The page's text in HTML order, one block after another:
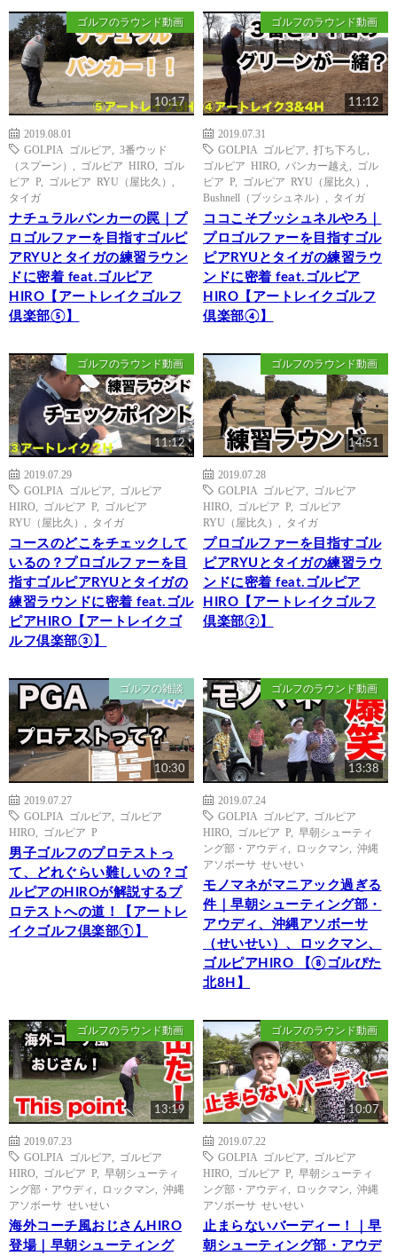
ゴルフのラウンド動画
10:17
2019.08.01
GOLPIA ゴルピア
3番ウッド
（スプーン）
ゴルピア HIRO
ゴル
ピア P
ゴルピア RYU（屋比久）
タイガ
ナチュラルバンカーの罠｜プ
ロゴルファーを目指すゴルピ
アRYUとタイガの練習ラウン
ドに密着 feat.ゴルピア
HIRO【アートレイクゴルフ
倶楽部⑤】
ゴルフのラウンド動画
11:12
2019.07.31
GOLPIA ゴルピア
打ち下ろし
ゴルピア HIRO
バンカー越え
ゴル
ピア P
ゴルピア RYU（屋比久）
Bushnell（ブッシュネル）
タイガ
ココこそブッシュネルやろ｜
プロゴルファーを目指すゴル
ピアRYUとタイガの練習ラウ
ンドに密着 feat.ゴルピア
HIRO【アートレイクゴルフ
倶楽部④】
ゴルフのラウンド動画
11:12
2019.07.29
GOLPIA ゴルピア
ゴルピア
HIRO
ゴルピア P
ゴルピア
RYU（屋比久）
タイガ
コースのどこをチェックして
いるの？プロゴルファーを目
指すゴルピアRYUとタイガの
練習ラウンドに密着 feat.ゴル
ピアHIRO【アートレイクゴ
ルフ倶楽部③】
ゴルフのラウンド動画
14:51
2019.07.28
GOLPIA ゴルピア
ゴルピア
HIRO
ゴルピア P
ゴルピア
RYU（屋比久）
タイガ
プロゴルファーを目指すゴル
ピアRYUとタイガの練習ラウ
ンドに密着 feat.ゴルピア
HIRO【アートレイクゴルフ
倶楽部②】
ゴルフの雑談
10:30
2019.07.27
GOLPIA ゴルピア
ゴルピア
HIRO
ゴルピア P
男子ゴルフのプロテストっ
て、どれぐらい難しいの？ゴ
ルピアのHIROが解説するプ
ロテストへの道！【アートレ
イクゴルフ倶楽部①】
ゴルフのラウンド動画
13:38
2019.07.24
GOLPIA ゴルピア
ゴルピア
HIRO
ゴルピア P
早朝シューティ
ング部・アウディ
ロックマン
沖縄
アソボーサ せいせい
モノマネがマニアック過ぎる
件｜早朝シューティング部・
アウディ、沖縄アソボーサ
（せいせい）、ロックマン、
ゴルピアHIRO 【⑧ゴルぴた
北8H】
ゴルフのラウンド動画
13:19
2019.07.23
GOLPIA ゴルピア
ゴルピア
HIRO
ゴルピア P
早朝シューティ
ング部・アウディ
ロックマン
沖縄
アソボーサ せいせい
海外コーチ風おじさんHIRO
登場｜早朝シューティング
ゴルフのラウンド動画
10:07
2019.07.22
GOLPIA ゴルピア
ゴルピア
HIRO
ゴルピア P
早朝シューティ
ング部・アウディ
ロックマン
沖縄
アソボーサ せいせい
止まらないバーディー！｜早
朝シューティング部・アウデ